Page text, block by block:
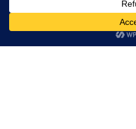
GRILLES ACIER
ACCESSOIRS BATIMENT